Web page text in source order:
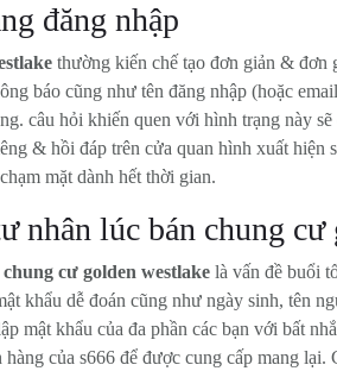
đăng nhập
thường kiến chế tạo đơn giản & đơn
báo cũng như tên đăng nhập (hoặc
câu hỏi khiến quen với hình trạng này
& hồi đáp trên cửa quan hình xuất
mặt dành hết thời gian.
nhân lúc bán chung cư
cư golden westlake là vấn đề buổi
khẩu dễ đoán cũng như ngày sinh, tên
mật khẩu của đa phần các bạn với bất
của s666 để được cung cấp mang